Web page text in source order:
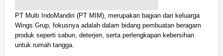
PT Multi IndoMandiri (PT MIM), merupakan bagian dari keluarga
Wings Grup, fokusnya adalah dalam bidang pembuatan beragam
produk seperti sabun, deterjen, serta perlengkapan kebersihan
untuk rumah tangga.